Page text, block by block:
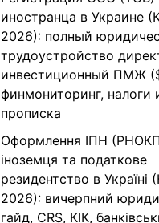
иностранца в Украине
2026): полный
трудоустройство
инвестиционный ПМЖ
финмониторинг, налоги
прописка
Оформлення ІПН
іноземця та податкове
резидентство в Україні
2026): вичерпний
гайд, CRS, КІК,